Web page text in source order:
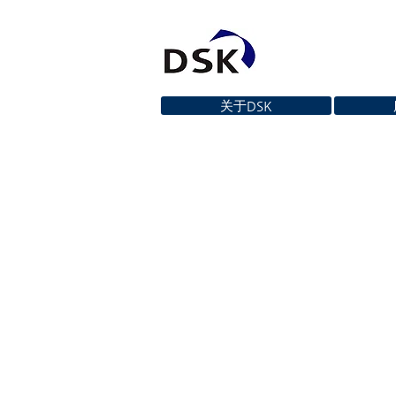
关于DSK